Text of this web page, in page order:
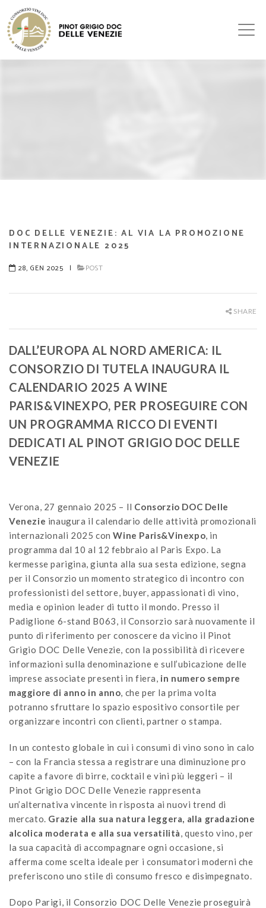
DOC DELLE VENEZIE: AL VIA LA PROMOZIONE
INTERNAZIONALE 2025
28, GEN 2025 | POST
SHARE
DALL’EUROPA AL NORD AMERICA: IL
CONSORZIO DI TUTELA INAUGURA IL
CALENDARIO 2025 A WINE
PARIS&VINEXPO, PER PROSEGUIRE CON
UN PROGRAMMA RICCO DI EVENTI
DEDICATI AL PINOT GRIGIO DOC DELLE
VENEZIE
Verona, 27 gennaio 2025 – Il Consorzio DOC Delle
Venezie inaugura il calendario delle attività promozionali
internazionali 2025 conWine Paris&Vinexpo, in
programma dal 10 al 12 febbraio al Paris Expo. La
kermesse parigina, giunta alla sua sesta edizione, segna
per il Consorzio un momento strategico di incontro con
professionisti del settore, buyer, appassionati di vino,
media e opinion leader di tutto il mondo. Presso il
Padiglione 6-stand B063, il Consorzio sarà nuovamente il
punto di riferimento per conoscere da vicino il Pinot
Grigio DOC Delle Venezie, con la possibilità di ricevere
informazioni sulla denominazione e sull’ubicazione delle
imprese associate presenti in fiera, in numero sempre
maggiore di anno in anno, che per la prima volta
potranno sfruttare lo spazio espositivo consortile per
organizzare incontri con clienti, partner o stampa.
In un contesto globale in cui i consumi di vino sono in calo
– con la Francia stessa a registrare una diminuzione pro
capite a favore di birre, cocktail e vini più leggeri – il
Pinot Grigio DOC Delle Venezie rappresenta
un’alternativa vincente in risposta ai nuovi trend di
mercato. Grazie alla sua natura leggera, alla gradazione
alcolica moderata e alla sua versatilità, questo vino, per
la sua capacità di accompagnare ogni occasione, si
afferma come scelta ideale per i consumatori moderni che
preferiscono uno stile di consumo fresco e disimpegnato.
Dopo Parigi, il Consorzio DOC Delle Venezie proseguirà